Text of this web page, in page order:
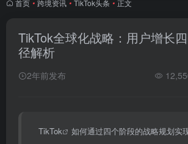
首页 • 跨境资讯 • TikTok头条 • 正文
TikTok全球化战略：用户增长
径解析
2年前发布
TikTok 如何通过四个阶段的战略规划实